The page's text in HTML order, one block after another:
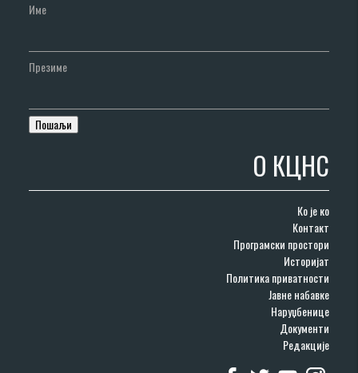
Име
Презиме
О КЦНС
Ко је ко
Контакт
Програмски простори
Историјат
Политика приватности
Јавне набавке
Наруџбенице
Документи
Редакције